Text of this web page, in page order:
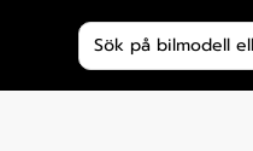
Produktsökning